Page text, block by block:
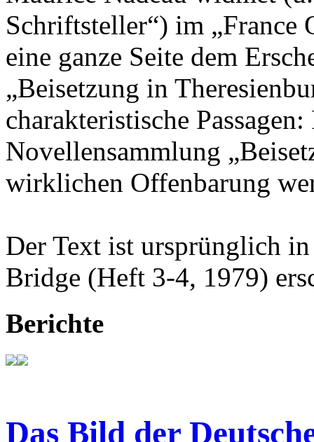
Schriftsteller“) im „France
eine ganze Seite dem
„Beisetzung in
charakteristische
Novellensammlung
wirklichen Offenbarung
Der Text ist ursprünglich
Bridge (Heft 3-4, 1979)
Berichte
Das Bild der